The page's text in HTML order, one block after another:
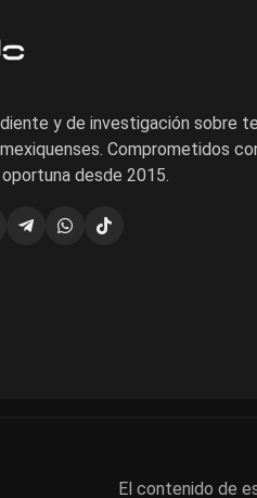
y de investigación sobre
Comprometidos
desde 2015.
El contenido de